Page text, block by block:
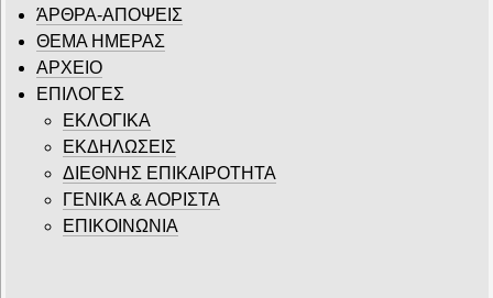
ΆΡΘΡΑ-ΑΠΟΨΕΙΣ
ΘΕΜΑ ΗΜΕΡΑΣ
ΑΡΧΕΙΟ
ΕΠΙΛΟΓΕΣ
ΕΚΛΟΓΙΚΑ
ΕΚΔΗΛΩΣΕΙΣ
ΔΙΕΘΝΗΣ ΕΠΙΚΑΙΡΟΤΗΤΑ
ΓΕΝΙΚΑ & ΑΟΡΙΣΤΑ
ΕΠΙΚΟΙΝΩΝΙΑ